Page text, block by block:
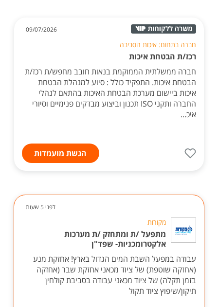
09/07/2026
חברה בתחום: איכות הסביבה
רכז/ת הבטחת איכות
חברה ממשלתית הממוקמת בנאות חובב מחפש/ת רכז/ת
הבטחת איכות. התפקיד כולל : סיוע למנהלת הבטחת
איכות ביישום מערכת הבטחת האיכות בהתאם לנהלי
החברה ותקני ISO תכנון וביצוע מבדקים פנימיים וסיורי
איכ...
הגשת מועמדות
לפני 5 שעות
מקורות
מתפעל /ת ומתחזק /ת מערכות
אלקטרומכניות- שפד"ן
עבודה במפעל השבת המים הגדול בארץ! אחזקת מנע
(אחזקה שוטפת) של ציוד מכאני אחזקת שבר (אחזקה
בזמן תקלה) של ציוד מכאני עבודה בסביבת קולחין
תיקון/שיפוץ ציוד תקול